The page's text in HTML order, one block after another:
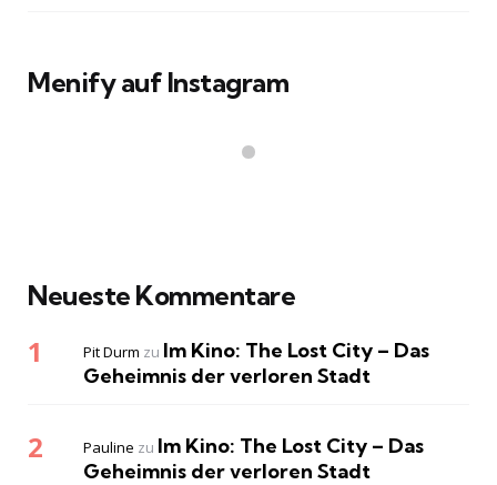
Menify auf Instagram
Neueste Kommentare
Pit Durm zu Im Kino: The Lost City – Das
Geheimnis der verloren Stadt
Pauline zu Im Kino: The Lost City – Das
Geheimnis der verloren Stadt